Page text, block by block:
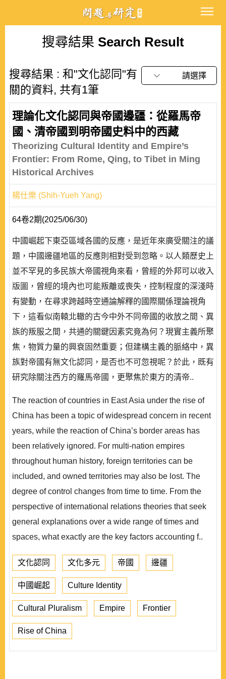
搜尋結果 Search Result
搜尋結果 : 和"文化認同"有
關的資料, 共有1筆
請選擇
理論化文化認同與帝國邊疆：從羅馬帝
國、清帝國到明帝國史料中的西藏
Theorizing Cultural Identity and Empire’s
Frontier: From Rome, Qing, to Tibet in Ming
Historical Archives
楊仕樂 (Shih-Yueh Yang)
64卷2期(2025/06/30)
中國崛起下東亞區域各國的反應，是近年來廣受關注的議
題，中國邊疆地區的反應則相對受到忽略。以人類歷史上
並不罕見的多民族大帝國視角來看，曾經的外邦可以收入
版圖，曾經的境內也可能叛離或喪失，控制程度的深淺時
有變動，在尋求跨越時空通論解釋的國際關係理論視角
下，這看似南轅北轍的古今中外不同帝國的收放之間、異
族的叛服之間，共通的關鍵因素究竟為何？現實主義所聚
焦，物質力量的興衰固然重要；但建構主義的脈絡中，異
族對帝國有無文化認同，是否也不可忽視呢？於此，既有
研究除關注西方的羅馬帝國，更聚焦於東方的清帝..
The reaction of countries in East Asia under the rise of
China has been a topic of widespread concern in recent
years, while the reaction of China’s border areas has
been relatively ignored. For multi-nation empires
throughout human history, foreign territories can be
included, and owned territories may also be lost. The
degree of control changes from time to time. From the
perspective of international relations theories that seek
general explanations over a wide range of times and
spaces, what exactly are the key factors accounting f..
文化認同 文化多元 帝國 邊疆
中國崛起 Culture Identity
Cultural Pluralism Empire Frontier
Rise of China